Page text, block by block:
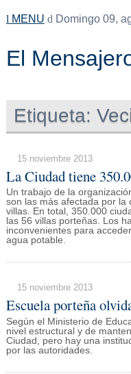
MENU Domingo 09,
El
Etiqueta:
15 noviembre 2013
La Ciudad tiene
Un trabajo de la
son las más afectada por la
villas. En total, 350.000
las 56 villas porteñas. Los
inconvenientes para
agua potable.
15 noviembre 2013
Escuela porteña
Según el Ministerio de
nivel estructural y de
Ciudad, pero hay una
por las autoridades.